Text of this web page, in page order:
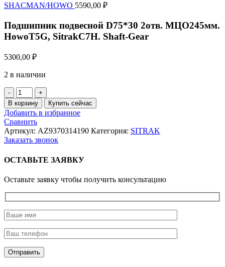
SHACMAN/HOWO 5590,00 ₽
Подшипник подвесной D75*30 2отв. МЦО245мм.
HowoT5G, SitrakC7H. Shaft-Gear
5300,00 ₽
2 в наличии
Количество
товара
Подшипник
подвесной
D75*30
2отв.
МЦО245мм.
SitrakC7H.
Gear
В корзину Купить сейчас
Добавить в избранное
Сравнить
Артикул: AZ9370314190 Категория: SITRAK
Заказать звонок
ОСТАВЬТЕ ЗАЯВКУ
Оставьте заявку чтобы получить консультацию